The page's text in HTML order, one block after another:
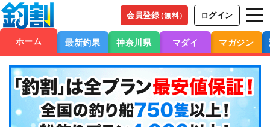
会員登録（無料） ログイン
ホーム 最新釣果 神奈川県 マダイ マガジン